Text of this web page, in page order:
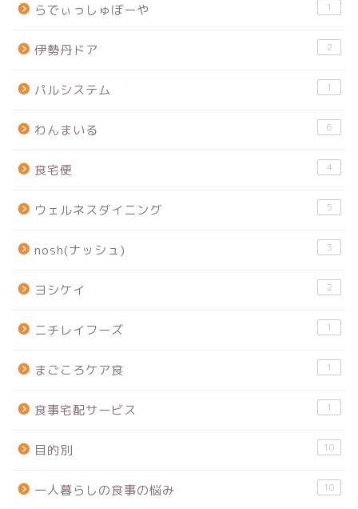
らでぃっしゅぼーや 1
伊勢丹ドア 2
パルシステム 1
わんまいる 6
食宅便 4
ウェルネスダイニング 5
nosh(ナッシュ) 3
ヨシケイ 2
ニチレイフーズ 1
まごころケア食 1
食事宅配サービス 1
目的別 10
一人暮らしの食事の悩み 10